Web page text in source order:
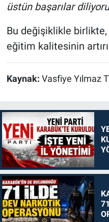
üstün başarılar
Bu değişiklikle
eğitim kalitesinin
Kaynak: Vasfiye Yılmaz